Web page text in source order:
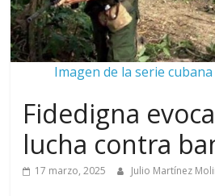
Imagen de la serie
Fidedigna
lucha contra
17 marzo, 2025 Julio Martínez